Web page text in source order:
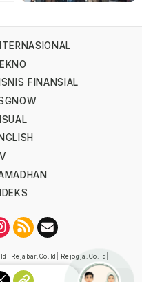
FINANSIAL
Rejabar.co.id Rejogja.co.id